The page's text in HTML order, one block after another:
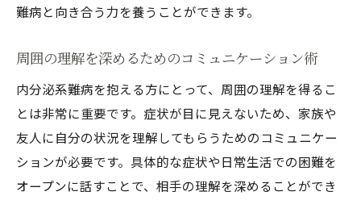
難病と向き合う力を養うことができます。
周囲の理解を深めるためのコミュニケーション術
内分泌系難病を抱える方にとって、周囲の理解を得るこ
とは非常に重要です。症状が目に見えないため、家族や
友人に自分の状況を理解してもらうためのコミュニケー
ションが必要です。具体的な症状や日常生活での困難を
オープンに話すことで、相手の理解を深めることができ